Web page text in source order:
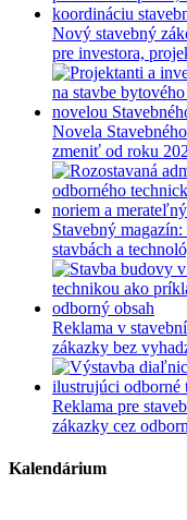
Nový stavebný
pre investora,
Novela
zmeniť od roku
Stavebný
stavbách a
Reklama v
zákazky bez
Reklama pre
zákazky cez
Kalendárium